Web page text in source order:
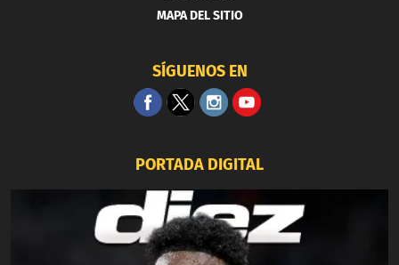
MAPA DEL SITIO
SÍGUENOS EN
PORTADA DIGITAL